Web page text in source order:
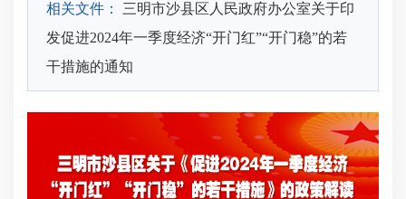
相关文件：
三明市沙县区人民政府办公室关于印
发促进2024年一季度经济“开门红”“开门稳”的若
干措施的通知